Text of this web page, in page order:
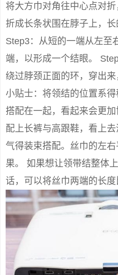
将大方巾对角往中心点对
折成长条状围在脖子上，长
Step3：从短的一端从左至
端，以形成一个结眼。
绕过脖颈正面的环，穿出
小贴士：将领结的位置系
搭配在一起，看起来会更加
配上长裤与高跟鞋，看上
气得装束搭配。丝巾的左
果。 如果想让领带结整体
话，可以将丝巾两端的长度